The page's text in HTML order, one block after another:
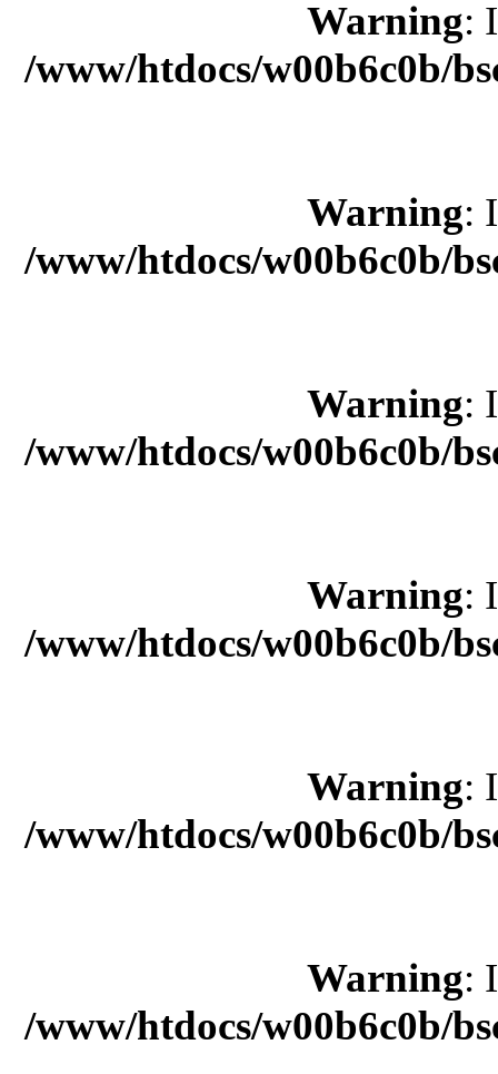
Warning:
/www/htdocs/w00b6c0b/
Warning:
/www/htdocs/w00b6c0b/
Warning:
/www/htdocs/w00b6c0b/
Warning:
/www/htdocs/w00b6c0b/
Warning:
/www/htdocs/w00b6c0b/
Warning:
/www/htdocs/w00b6c0b/